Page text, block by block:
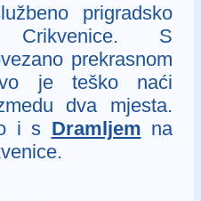
prigradsko
S
prekrasnom
je teško naći
dva mjesta.
i s Dramljem na